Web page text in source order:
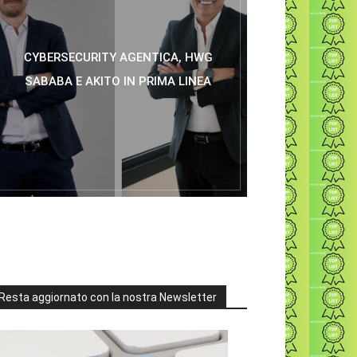
CYBERSECURITY AGENTICA, HWG
SABABA E AKITO IN PRIMA LINEA
aggiornato con la nostra Newsletter